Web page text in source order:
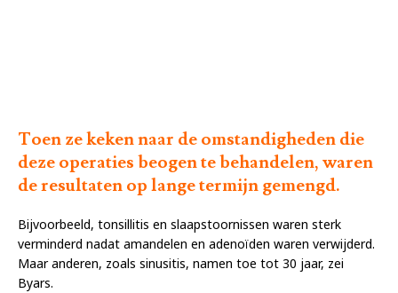
Toen ze keken naar de omstandigheden die
deze operaties beogen te behandelen, waren
de resultaten op lange termijn gemengd.
Bijvoorbeeld, tonsillitis en slaapstoornissen waren sterk
verminderd nadat amandelen en adenoïden waren verwijderd.
Maar anderen, zoals sinusitis, namen toe tot 30 jaar, zei
Byars.